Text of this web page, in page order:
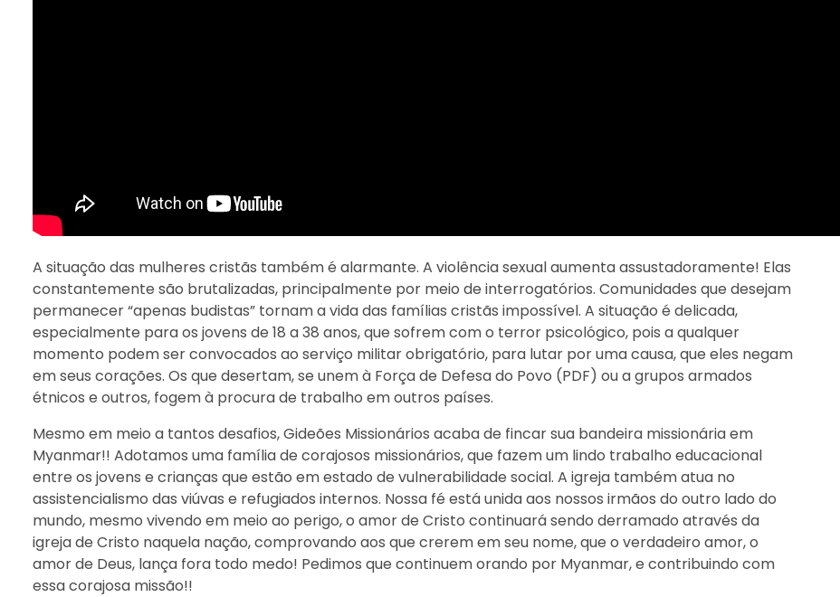
A situação das mulheres cristãs também é alarmante. A violência sexual aumenta assustadoramente! Elas
constantemente são brutalizadas, principalmente por meio de interrogatórios. Comunidades que desejam
permanecer “apenas budistas” tornam a vida das famílias cristãs impossível. A situação é delicada,
especialmente para os jovens de 18 a 38 anos, que sofrem com o terror psicológico, pois a qualquer
momento podem ser convocados ao serviço militar obrigatório, para lutar por uma causa, que eles negam
em seus corações. Os que desertam, se unem à Força de Defesa do Povo (PDF) ou a grupos armados
étnicos e outros, fogem à procura de trabalho em outros países.
Mesmo em meio a tantos desafios, Gideões Missionários acaba de fincar sua bandeira missionária em
Myanmar!! Adotamos uma família de corajosos missionários, que fazem um lindo trabalho educacional
entre os jovens e crianças que estão em estado de vulnerabilidade social. A igreja também atua no
assistencialismo das viúvas e refugiados internos. Nossa fé está unida aos nossos irmãos do outro lado do
mundo, mesmo vivendo em meio ao perigo, o amor de Cristo continuará sendo derramado através da
igreja de Cristo naquela nação, comprovando aos que crerem em seu nome, que o verdadeiro amor, o
amor de Deus, lança fora todo medo! Pedimos que continuem orando por Myanmar, e contribuindo com
essa corajosa missão!!